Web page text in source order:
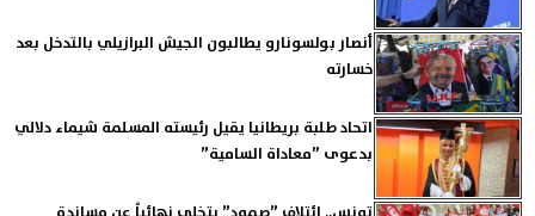
أنصار بولسونارو يطالبون الجيش البرازيلي بالتدخل بعد
خسارته
اتحاد طلبة بريطانيا يقيل رئيسته المسلمة شيماء دلالي
بدعوى ”معاداة السامية”